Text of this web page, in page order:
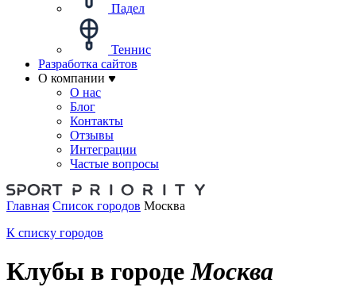
Падел
Теннис
Разработка сайтов
О компании
О нас
Блог
Контакты
Отзывы
Интеграции
Частые вопросы
Главная Список городов Москва
К списку городов
Клубы в городе Москва